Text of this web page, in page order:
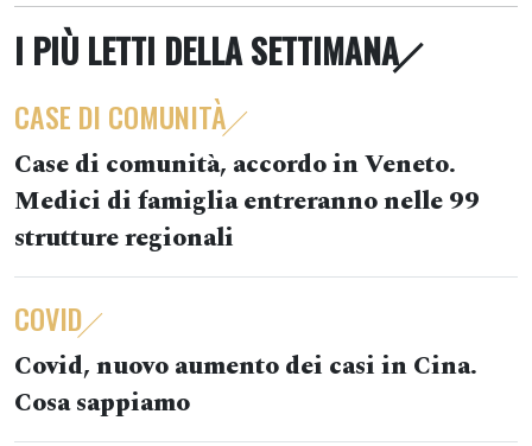
I PIÙ LETTI DELLA SETTIMANA
CASE DI COMUNITÀ
Case di comunità, accordo in Veneto.
Medici di famiglia entreranno nelle 99
strutture regionali
COVID
Covid, nuovo aumento dei casi in Cina.
Cosa sappiamo